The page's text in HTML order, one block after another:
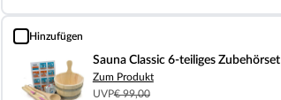
Hinzufügen
Sauna Classic 6-teiliges Zubehörset
Sauna Classic 6-teiliges Zubehörset
Zum Produkt
UVP€ 99,00